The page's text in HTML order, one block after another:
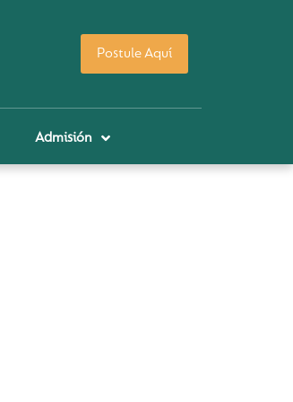
Postule Aquí
Admisión